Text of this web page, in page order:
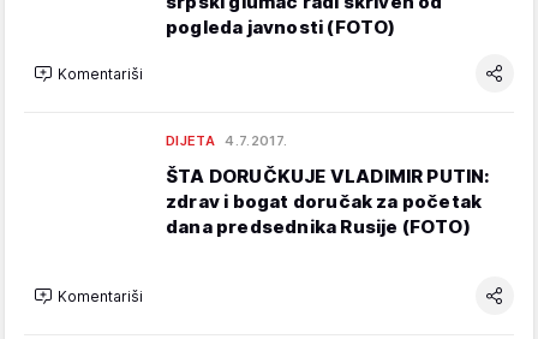
pogleda javnosti (FOTO)
Komentariši
DIJETA 4.7.2017.
ŠTA DORUČKUJE VLADIMIR PUTIN:
zdrav i bogat doručak za početak
dana predsednika Rusije (FOTO)
Komentariši